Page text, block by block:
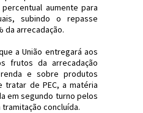
aumente para
subindo o repasse
da arrecadação.
a União entregará aos
frutos da arrecadação
e sobre produtos
tratar de PEC, a matéria
em segundo turno pelos
concluída.